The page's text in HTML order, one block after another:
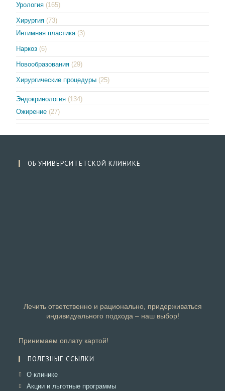
Урология (165)
Хирургия (73)
Интимная пластика (3)
Наркоз (6)
Новообразования (29)
Хирургические процедуры (25)
Эндокринология (134)
Ожирение (27)
ОБ УНИВЕРСИТЕТСКОЙ КЛИНИКЕ
Лечить ответственно и рационально, придерживаться
индивидуального подхода – наш выбор!
Принимаем оплату картой!
ПОЛЕЗНЫЕ ССЫЛКИ
О клиникеОткроется
в
Акции и льготные программыОткроется